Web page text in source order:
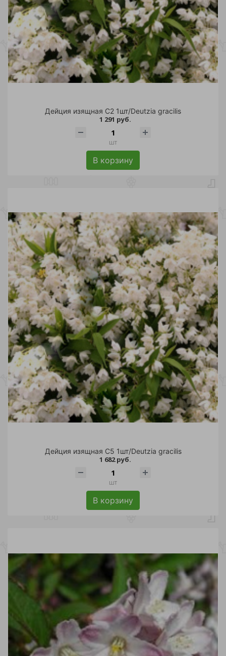
Дейция изящная С2 1шт/Deutzia gracilis
1 291 руб.
шт
В корзину
Дейция изящная С5 1шт/Deutzia gracilis
1 682 руб.
шт
В корзину